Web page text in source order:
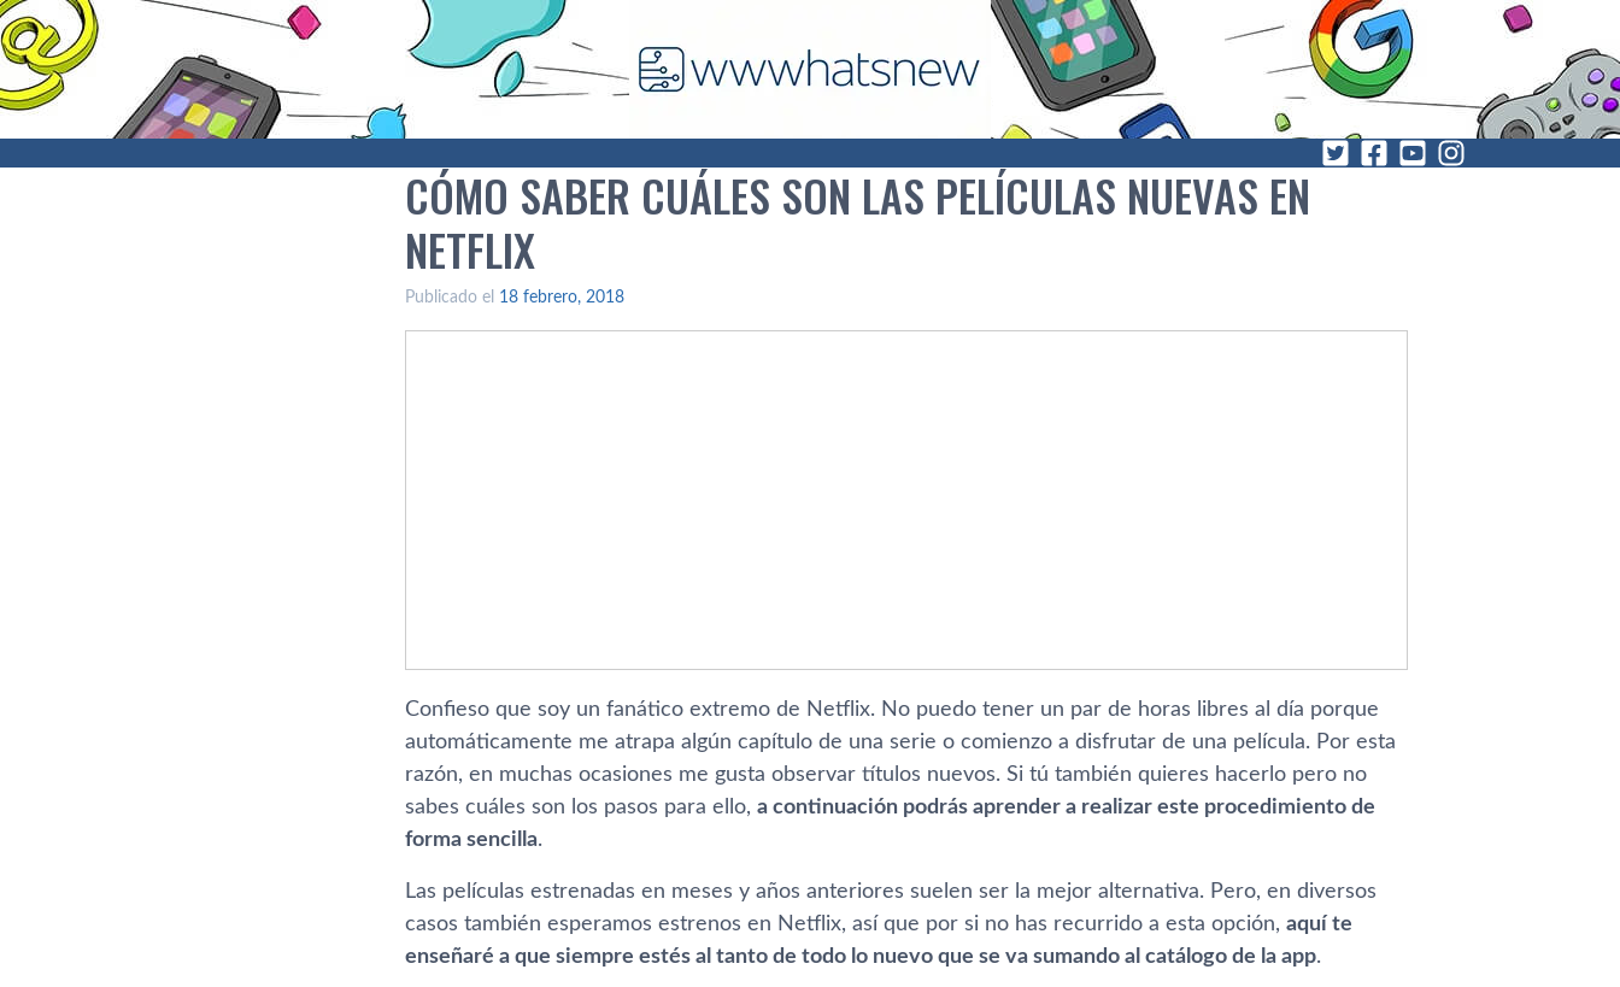
CÓMO SABER CUÁLES SON LAS PELÍ­CULAS NUEVAS EN
NETFLIX
Publicado el 18 febrero, 2018
Confieso que soy un fanático extremo de Netflix. No puedo tener un par de horas libres al dí­a porque
automáticamente me atrapa algún capí­tulo de una serie o comienzo a disfrutar de una pelí­cula. Por esta
razón, en muchas ocasiones me gusta observar tí­tulos nuevos. Si tú también quieres hacerlo pero no
sabes cuáles son los pasos para ello, a continuación podrás aprender a realizar este procedimiento de
forma sencilla.
Las pelí­culas estrenadas en meses y años anteriores suelen ser la mejor alternativa. Pero, en diversos
casos también esperamos estrenos en Netflix, así­ que por si no has recurrido a esta opción, aquí­ te
enseñaré a que siempre estés al tanto de todo lo nuevo que se va sumando al catálogo de la app.